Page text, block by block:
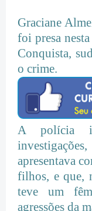
Graciane
foi presa
Conquista,
o crime.
A polícia
apresentava
filhos, e que,
teve um
agressões da